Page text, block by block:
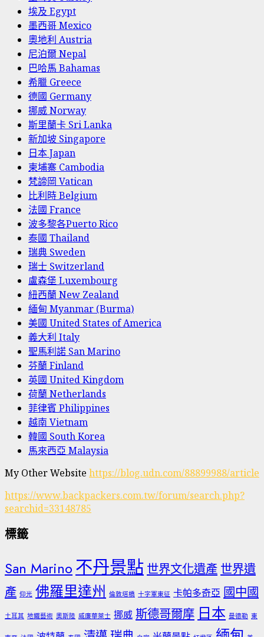
埃及 Egypt
墨西哥 Mexico
奧地利 Austria
尼泊爾 Nepal
巴哈馬 Bahamas
希臘 Greece
德國 Germany
挪威 Norway
斯里蘭卡 Sri Lanka
新加坡 Singapore
日本 Japan
柬埔寨 Cambodia
梵諦岡 Vatican
比利時 Belgium
法國 France
波多黎各Puerto Rico
泰國 Thailand
瑞典 Sweden
瑞士 Switzerland
盧森堡 Luxembourg
紐西蘭 New Zealand
緬甸 Myanmar (Burma)
美國 United States of America
義大利 Italy
聖馬利諾 San Marino
芬蘭 Finland
英國 United Kingdom
荷蘭 Netherlands
菲律賓 Philippines
越南 Vietnam
韓國 South Korea
馬來西亞 Malaysia
My Other Website https://blog.udn.com/88899988/article
https://www.backpackers.com.tw/forum/search.php?
searchid=33148785
標籤
San Marino 不丹景點 世界文化遺產 世界遺
產 仰光 佛羅里達州 倫敦塔橋 十字軍東征 卡帕多奇亞 國中國
土耳其 地鐵藝術 奧斯陸 威廉華萊士 挪威 斯德哥爾摩 日本 曼德勒 東